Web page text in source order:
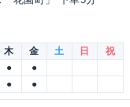
木 金 土 日
祝
●
●
● ●